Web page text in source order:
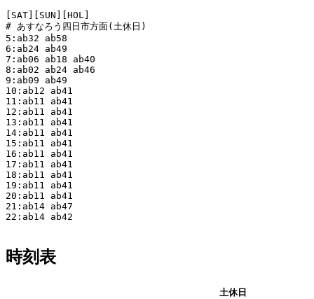
[SAT][SUN][HOL]
# あすなろう四日市方面(土休日)
5:ab32 ab58
6:ab24 ab49
7:ab06 ab18 ab40
8:ab02 ab24 ab46
9:ab09 ab49
10:ab12 ab41
11:ab11 ab41
12:ab11 ab41
13:ab11 ab41
14:ab11 ab41
15:ab11 ab41
16:ab11 ab41
17:ab11 ab41
18:ab11 ab41
19:ab11 ab41
20:ab11 ab41
21:ab14 ab47
22:ab14 ab42
時刻表
土休日